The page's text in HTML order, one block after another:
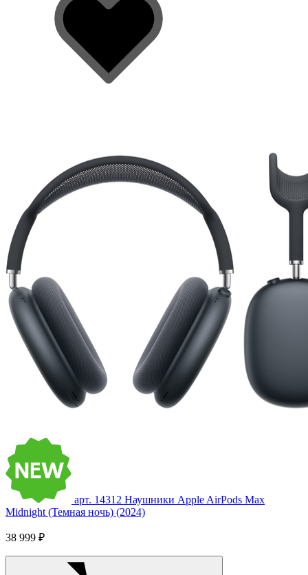
арт. 14312 Наушники Apple AirPods Max
Midnight (Темная ночь) (2024)
38 999 ₽